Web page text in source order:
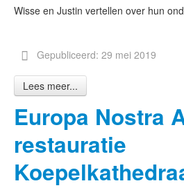
Wisse en Justin vertellen over hun
Gepubliceerd: 29 mei 2019
Lees meer...
Europa Nostra
restauratie